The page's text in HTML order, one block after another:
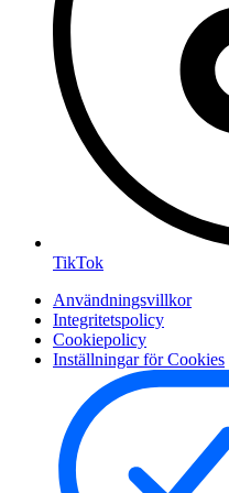
TikTok
Användningsvillkor
Integritetspolicy
Cookiepolicy
Inställningar för Cookies